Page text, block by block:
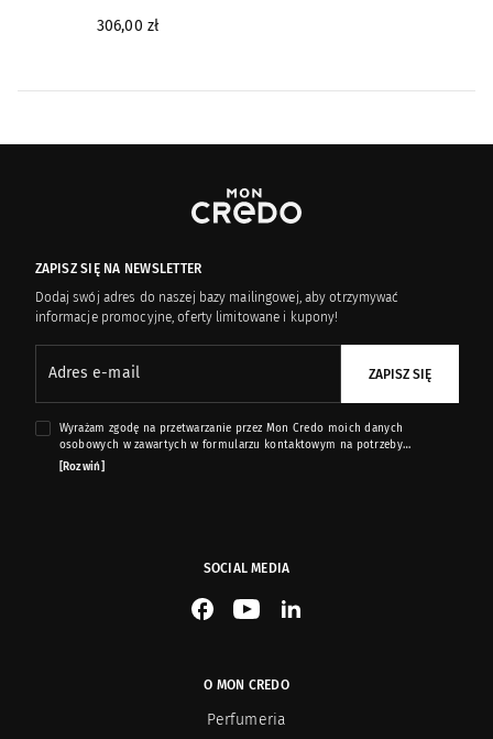
Incantevole
306,00 zł
ZAPISZ SIĘ NA NEWSLETTER
Dodaj swój adres do naszej bazy mailingowej, aby otrzymywać
informacje promocyjne, oferty limitowane i kupony!
Adres e-mail ZAPISZ SIĘ
Wyrażam zgodę na przetwarzanie przez Mon Credo moich danych
osobowych w zawartych w formularzu kontaktowym na potrzeby
przesyłania mi informacji marketingowych dotyczących produktów i usług
[Rozwiń]
SOCIAL MEDIA
See our Facebook
See our YouTube channel
See our LinkedIn
O MON CREDO
Perfumeria